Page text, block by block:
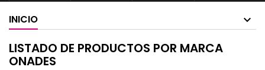
INICIO
LISTADO DE PRODUCTOS POR MARCA
ONADES